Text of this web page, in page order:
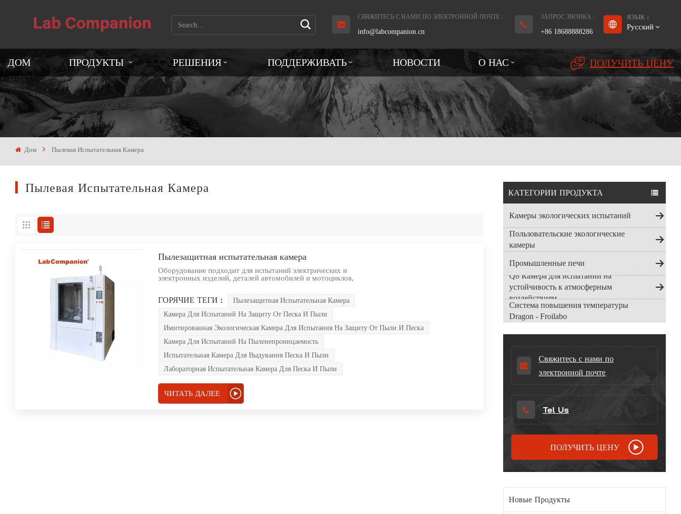
СВЯЖИТЕСЬ С НАМИ ПО ЭЛЕКТРОННОЙ ПОЧТЕ :
info@labcompanion.cn
ЗАПРОС ЗВОНКА :
+86 18688888286
ЯЗЫК :
Русский
Español
Indonesia
ภาษาไทย
日本語
Tiếng Việt
中文
ДОМ ПРОДУКТЫ РЕШЕНИЯ ПОДДЕРЖИВАТЬ НОВОСТИ О НАС ПОЛУЧИТЬ ЦЕНУ
Дом Пылевая Испытательная Камера
КАТЕГОРИИ ПРОДУКТА
Камеры экологических испытаний
Пользовательские экологические
камеры
Промышленные печи
Q8 Камера для испытаний на
устойчивость к атмосферным
воздействиям
Система повышения температуры
Dragon - Froilabo
Свяжитесь с нами по
электронной почте
Tel Us
ПОЛУЧИТЬ ЦЕНУ
Новые Продукты
Пылевая Испытательная Камера
Пылезащитная испытательная камера
Оборудование подходит для испытаний электрических и
электронных изделий, деталей автомобилей и мотоциклов,
электронных и электротехнических изделий, автомобилей,
использовании, хранении и транспортировке.
ГОРЯЧИЕ ТЕГИ :
Пылезащитная Испытательная Камера
Камера Для Испытаний На Защиту От Песка И Пыли
Имитированная Экологическая Камера Для Испытания На Защиту От Пыли И Песка
Камера Для Испытаний На Пыленепроницаемость
Испытательная Камера Для Выдувания Песка И Пыли
Лабораторная Испытательная Камера Для Песка И Пыли
ЧИТАТЬ ДАЛЕЕ